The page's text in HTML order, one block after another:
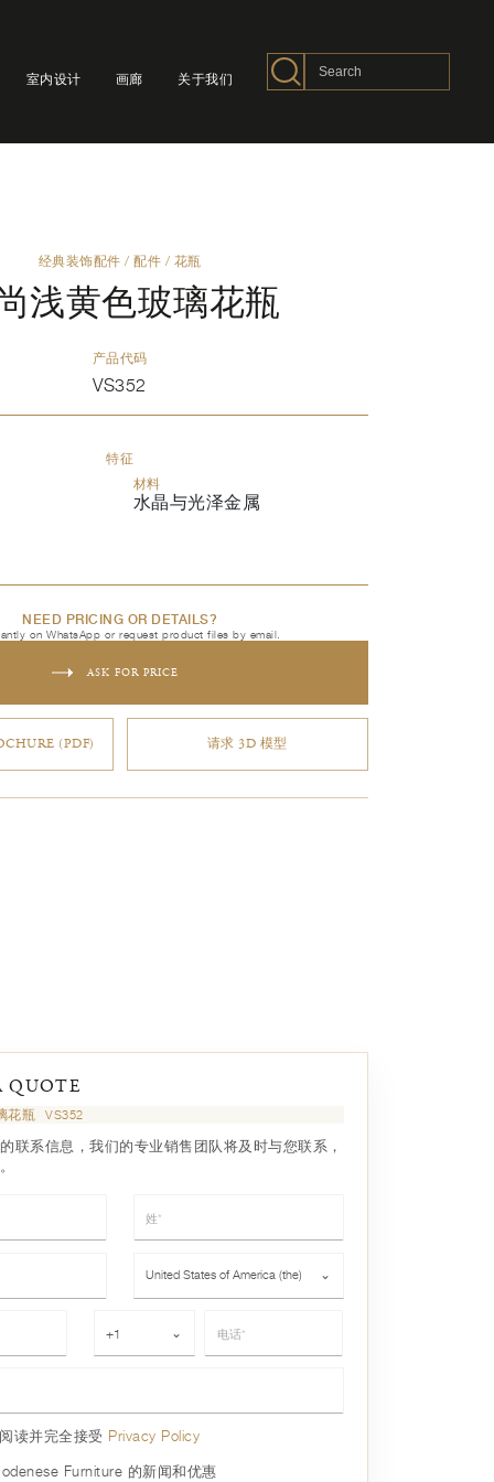
室内设计 画廊 关于我们
经典装饰配件 / 配件 / 花瓶
浅黄色玻璃花瓶
产品代码
VS352
特征
材料
水晶与光泽金属
NEED PRICING OR DETAILS?
on WhatsApp or request product files by email.
ASK FOR PRICE
(PDF) 请求 3D 模型
QUOTE
花瓶 VS352
联系信息，我们的专业销售团队将及时与您联系，
United States of America (the) ⌄
+1 ⌄
读并完全接受 Privacy Policy
Furniture 的新闻和优惠